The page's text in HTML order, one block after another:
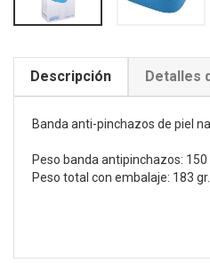
Descripción Detalles
Banda anti-pinchazos de piel
Peso banda antipinchazos: 150
Peso total con embalaje: 183 gr.